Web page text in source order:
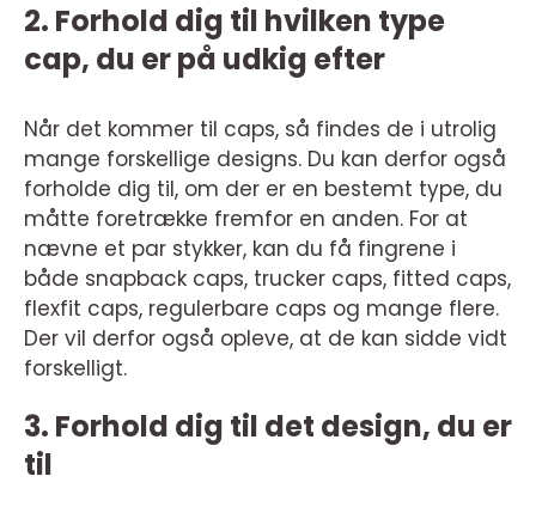
2. Forhold dig til hvilken type
cap, du er på udkig efter
Når det kommer til caps, så findes de i utrolig
mange forskellige designs. Du kan derfor også
forholde dig til, om der er en bestemt type, du
måtte foretrække fremfor en anden. For at
nævne et par stykker, kan du få fingrene i
både snapback caps, trucker caps, fitted caps,
flexfit caps, regulerbare caps og mange flere.
Der vil derfor også opleve, at de kan sidde vidt
forskelligt.
3. Forhold dig til det design, du er
til